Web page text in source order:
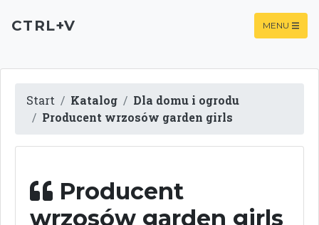
CTRL+V MENU
Start Katalog
Dla domu i ogrodu
Producent wrzosów garden girls
Producent
wrzosów garden girls